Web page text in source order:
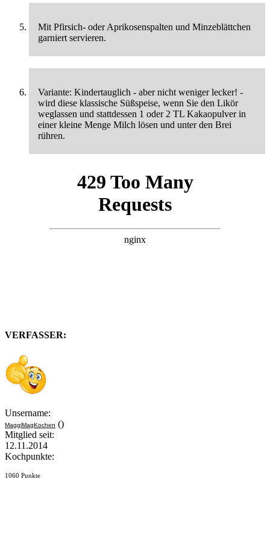
Mit Pfirsich- oder Aprikosenspalten und Minzeblättchen
garniert servieren.
Variante: Kindertauglich - aber nicht weniger lecker! -
wird diese klassische Süßspeise, wenn Sie den Likör
weglassen und stattdessen 1 oder 2 TL Kakaopulver in
einer kleine Menge Milch lösen und unter den Brei
rühren.
VERFASSER:
Unsername:
MaggiMagKochen ()
Mitglied seit:
12.11.2014
Kochpunkte:
1060 Punkte